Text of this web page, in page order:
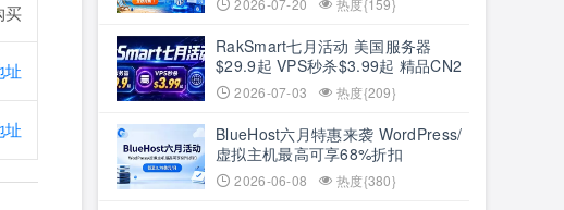
买
址
址
2026-07-20 热度{159}
RakSmart七月活动 美国服务器
$29.9起 VPS秒杀$3.99起 精品CN2
低至6.5折
2026-07-03 热度{209}
BlueHost六月特惠来袭 WordPress/
虚拟主机最高可享68%折扣
2026-06-08 热度{380}